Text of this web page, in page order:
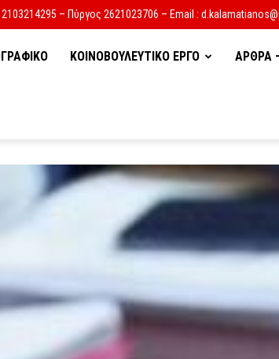
2103214295 – Πύργος 2621023706 – Email :
ΚΟΙΝΟΒΟΥΛΕΥΤΙΚΟ ΕΡΓΟ ΑΡΘΡΑ